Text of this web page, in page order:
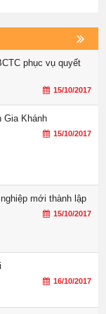
phục vụ quyết
15/10/2017
Gia Khánh
15/10/2017
mới thành lập
15/10/2017
16/10/2017